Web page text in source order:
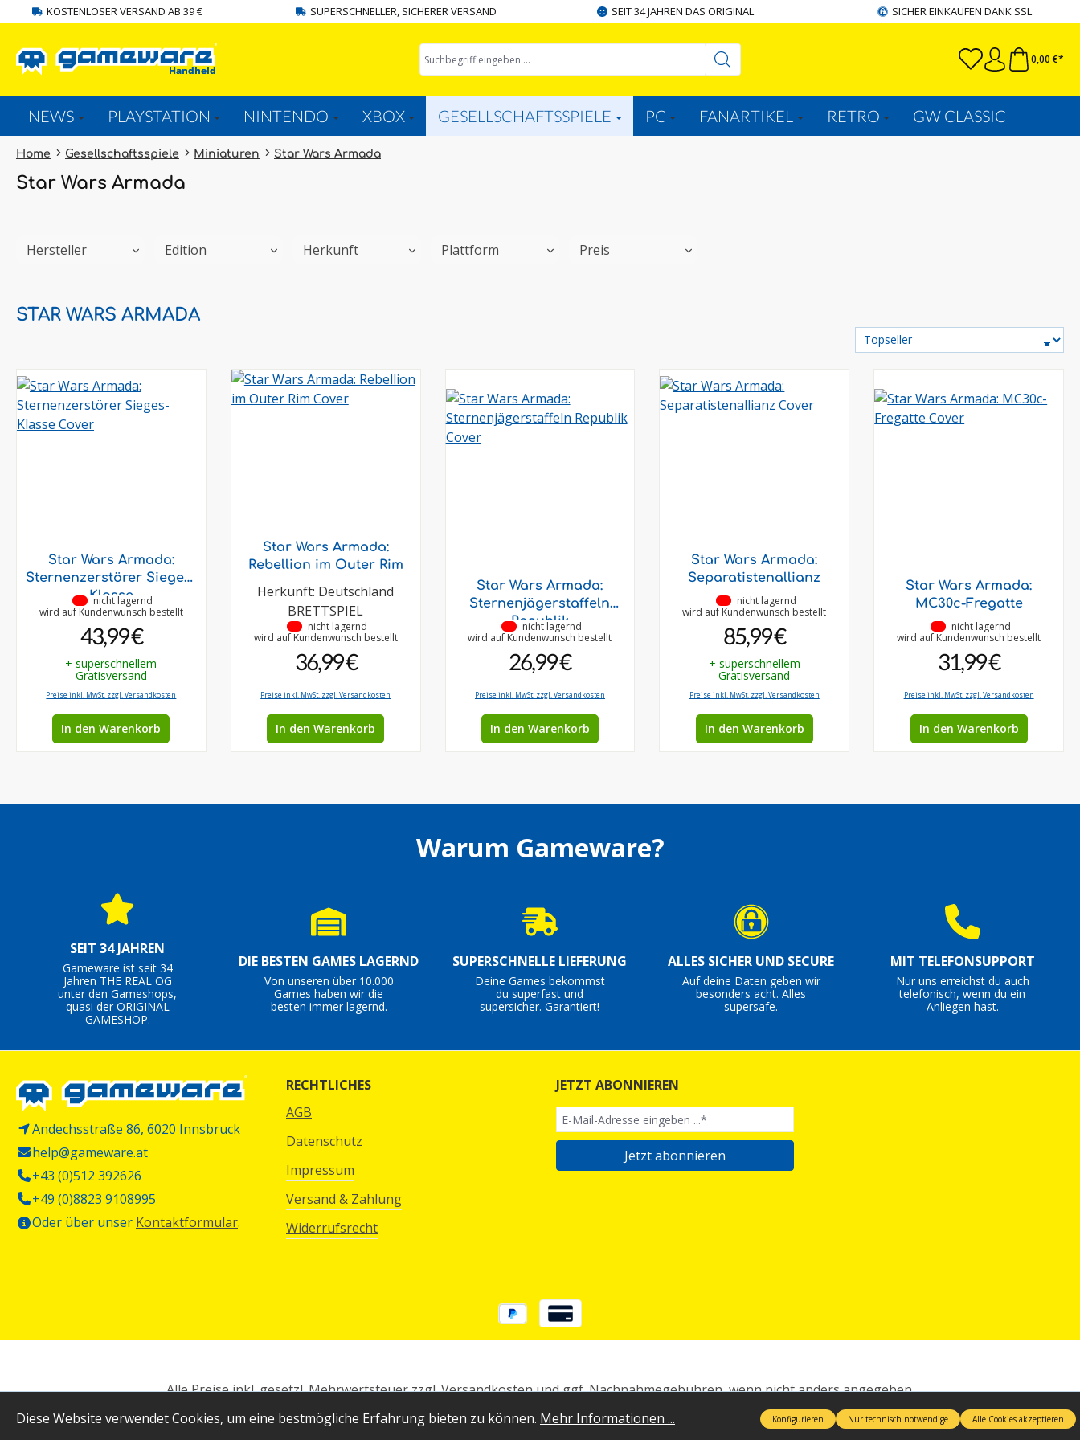
Zur Hauptnavigation springen
KOSTENLOSER VERSAND AB 39 € SUPERSCHNELLER, SICHERER VERSAND SEIT 34 JAHREN DAS ORIGINAL SICHER EINKAUFEN DANK SSL
0,00 €*
NEWS PLAYSTATION NINTENDO XBOX GESELLSCHAFTSSPIELE PC FANARTIKEL RETRO GW CLASSIC
Home Gesellschaftsspiele Miniaturen Star Wars Armada
Star Wars Armada
Hersteller Edition Herkunft Plattform Preis
STAR WARS ARMADA
Star Wars Armada:
Sternenzerstörer Sieges-
Klasse
nicht lagernd
wird auf Kundenwunsch bestellt
43,99 €
+ superschnellem
Gratisversand
Preise inkl. MwSt. zzgl. Versandkosten
In den Warenkorb
Star Wars Armada:
Rebellion im Outer Rim
Herkunft: Deutschland
BRETTSPIEL
nicht lagernd
wird auf Kundenwunsch bestellt
36,99 €
Preise inkl. MwSt. zzgl. Versandkosten
In den Warenkorb
Star Wars Armada:
Sternenjägerstaffeln
Republik
nicht lagernd
wird auf Kundenwunsch bestellt
26,99 €
Preise inkl. MwSt. zzgl. Versandkosten
In den Warenkorb
Star Wars Armada:
Separatistenallianz
nicht lagernd
wird auf Kundenwunsch bestellt
85,99 €
+ superschnellem
Gratisversand
Preise inkl. MwSt. zzgl. Versandkosten
In den Warenkorb
Star Wars Armada:
MC30c-Fregatte
nicht lagernd
wird auf Kundenwunsch bestellt
31,99 €
Preise inkl. MwSt. zzgl. Versandkosten
In den Warenkorb
Warum Gameware?
SEIT 34 JAHREN
Gameware ist seit 34
Jahren THE REAL OG
unter den Gameshops,
quasi der ORIGINAL
GAMESHOP.
DIE BESTEN GAMES LAGERND
Von unseren über 10.000
Games haben wir die
besten immer lagernd.
SUPERSCHNELLE LIEFERUNG
Deine Games bekommst
du superfast und
supersicher. Garantiert!
ALLES SICHER UND SECURE
Auf deine Daten geben wir
besonders acht. Alles
supersafe.
MIT TELEFONSUPPORT
Nur uns erreichst du auch
telefonisch, wenn du ein
Anliegen hast.
Andechsstraße 86, 6020 Innsbruck
help@gameware.at
+43 (0)512 392626
+49 (0)8823 9108995
Oder über unser Kontaktformular.
RECHTLICHES
AGB
Datenschutz
Impressum
Versand & Zahlung
Widerrufsrecht
JETZT ABONNIEREN
Jetzt abonnieren
Alle Preise inkl. gesetzl. Mehrwertsteuer zzgl.Versandkostenund ggf. Nachnahmegebühren, wenn nicht anders angegeben.
2026Gameware KG | Der Original Uncut Gameshop
Diese Website verwendet Cookies, um eine bestmögliche Erfahrung bieten zu können. Mehr Informationen ... Nur technisch notwendige
Konfigurieren Alle Cookies akzeptieren